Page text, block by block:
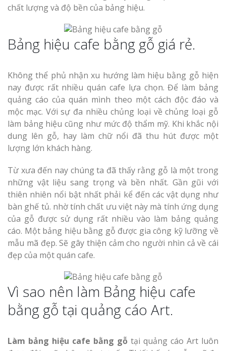
chất lượng và độ bền của bảng hiệu.
Bảng hiệu cafe bằng gỗ giá rẻ.
Không thể phủ nhận xu hướng làm hiệu bằng gỗ hiện
nay được rất nhiều quán cafe lựa chọn. Để làm bảng
quảng cáo của quán mình theo một cách độc đáo và
mộc mạc. Với sự đa nhiều chủng loại về chủng loại gỗ
làm bảng hiệu cũng như mức độ thẩm mỹ. Khi khắc nội
dung lên gỗ, hay làm chữ nổi đã thu hút được một
lượng lớn khách hàng.
Từ xưa đến nay chúng ta đã thấy rằng gỗ là một trong
những vật liệu sang trọng và bền nhất. Gần gũi với
thiên nhiên nổi bật nhất phải kể đến các vật dụng như
bàn ghế tủ. nhờ tính chất ưu việt này mà tính ứng dụng
của gỗ được sử dụng rất nhiều vào làm bảng quảng
cáo. Một bảng hiệu bằng gỗ được gia công kỹ lưỡng về
mẫu mã đẹp. Sẽ gây thiện cảm cho người nhìn cả về cái
đẹp của một quán cafe.
Vì sao nên làm Bảng hiệu cafe
bằng gỗ tại quảng cáo Art.
Làm bảng hiệu cafe bằng gỗ tại quảng cáo Art luôn